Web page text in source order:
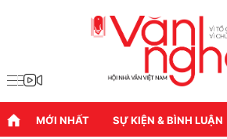
MỚI NHẤT SỰ KIỆN & BÌNH LUẬN